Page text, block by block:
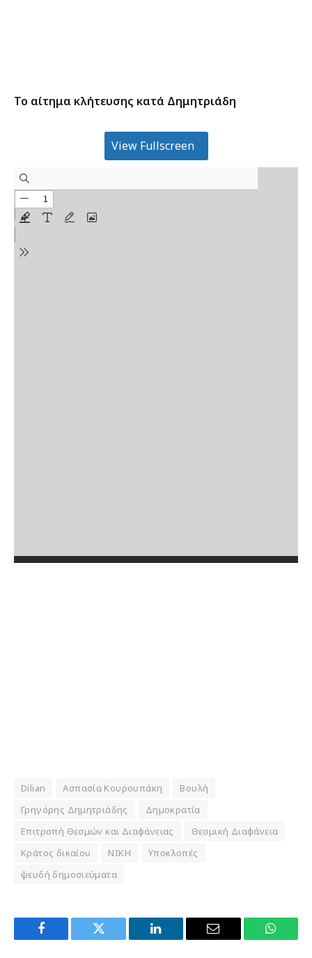
To αίτημα κλήτευσης κατά Δημητριάδη
View Fullscreen
Dilian Ασπασία Κουρουπάκη
Βουλή
Γρηγόρης Δημητριάδης
Δημοκρατία
Επιτροπή Θεσμών και Διαφάνειας
Θεσμική Διαφάνεια
Κράτος δικαίου
ΝΙΚΗ
Υποκλοπές
ψευδή δημοσιεύματα
Facebook Twitter LinkedIn Email